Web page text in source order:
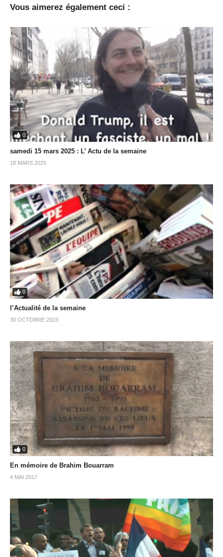
Vous aimerez également ceci :
0
samedi 15 mars 2025 : L’ Actu de la semaine
18 MARS 2025
0
l’Actualité de la semaine
30 OCTOBRE 2023
0
En mémoire de Brahim Bouarram
4 MAI 2017